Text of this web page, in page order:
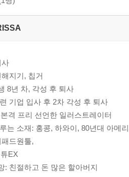
사
지기, 칩거
8년 차, 각성 후 퇴사
기업 입사 후 2차 각성 후 퇴사
격 프리 선언한 일러스트레이터
는 소재: 홍콩, 하와이, 80년대 아메
드원툴,
EX
: 친절하고 돈 많은 할아버지